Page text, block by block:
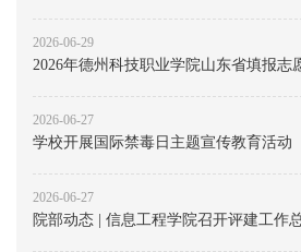
2026-06-29
2026年德州科技职业学院山东省填报志
2026-06-27
学校开展国际禁毒日主题宣传教育活动
2026-06-27
院部动态 | 信息工程学院召开评建工作